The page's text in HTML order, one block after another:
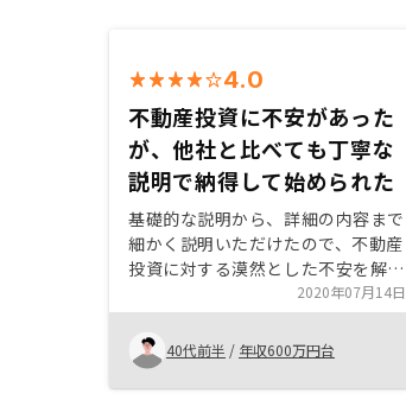
4.0
不動産投資に不安があった
が、他社と比べても丁寧な
説明で納得して始められた
基礎的な説明から、詳細の内容まで
細かく説明いただけたので、不動産
投資に対する漠然とした不安を解消
することが出来ました。 また収益
計算の緻密さは他社にないもので、
とても信頼できるものだと感じ、安
心して購入の決断が出来ました。物
件の価格感、相場を知らない人など
2020年07月14日
40代前半 / 年収600万円台